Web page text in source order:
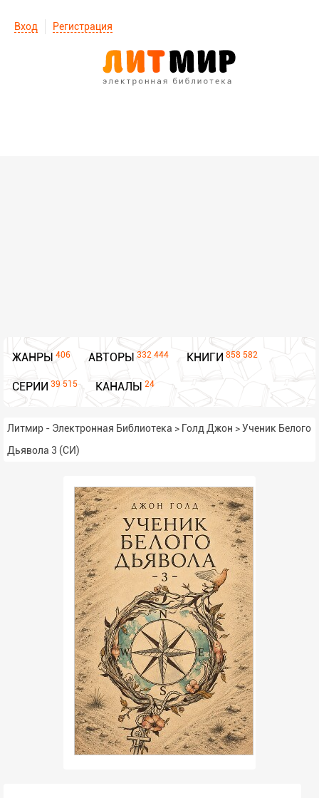
Вход Регистрация
ЖАНРЫ 406 АВТОРЫ 332 444 КНИГИ 858 582
СЕРИИ 39 515 КАНАЛЫ 24
Литмир - Электронная Библиотека > Голд Джон >Ученик Белого
Дьявола 3 (СИ)